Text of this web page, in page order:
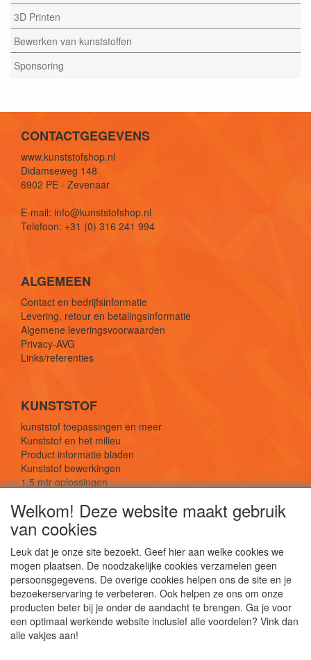
3D Printen
Bewerken van kunststoffen
Sponsoring
CONTACTGEGEVENS
www.kunststofshop.nl
Didamseweg 148
6902 PE - Zevenaar
E-mail: info@kunststofshop.nl
Telefoon: +31 (0) 316 241 994
ALGEMEEN
Contact en bedrijfsinformatie
Levering, retour en betalingsinformatie
Algemene leveringsvoorwaarden
Privacy-AVG
Links/referenties
KUNSTSTOF
kunststof toepassingen en meer
Kunststof en het milieu
Product informatie bladen
Kunststof bewerkingen
1,5 mtr oplossingen
SOCIALE MEDIA
De webshop voor kunststof platen, folies, buizen
Welkom! Deze website maakt gebruik
van cookies
Leuk dat je onze site bezoekt. Geef hier aan welke cookies we
mogen plaatsen. De noodzakelijke cookies verzamelen geen
persoonsgegevens. De overige cookies helpen ons de site en je
bezoekerservaring te verbeteren. Ook helpen ze ons om onze
producten beter bij je onder de aandacht te brengen. Ga je voor
een optimaal werkende website inclusief alle voordelen? Vink dan
alle vakjes aan!